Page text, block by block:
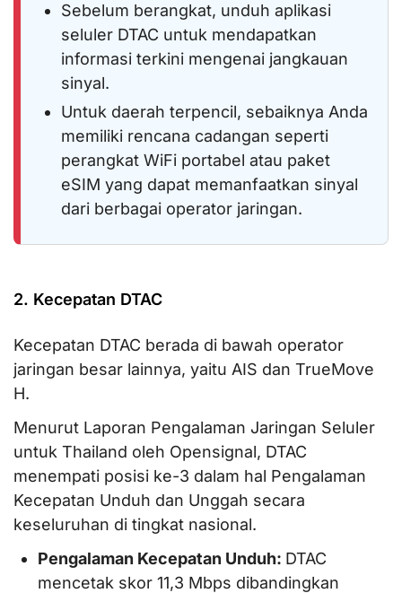
Sebelum berangkat, unduh aplikasi
seluler DTAC untuk mendapatkan
informasi terkini mengenai jangkauan
sinyal.
Untuk daerah terpencil, sebaiknya Anda
memiliki rencana cadangan seperti
perangkat WiFi portabel atau paket
eSIM yang dapat memanfaatkan sinyal
dari berbagai operator jaringan.
2. Kecepatan DTAC
Kecepatan DTAC berada di bawah operator
jaringan besar lainnya, yaitu AIS dan TrueMove
H.
Menurut Laporan Pengalaman Jaringan Seluler
untuk Thailand oleh Opensignal, DTAC
menempati posisi ke-3 dalam hal Pengalaman
Kecepatan Unduh dan Unggah secara
keseluruhan di tingkat nasional.
Pengalaman Kecepatan Unduh: DTAC
mencetak skor 11,3 Mbps dibandingkan